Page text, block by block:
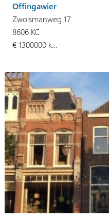
Offingawier
Zwolsmanweg 17
8606 KC
€ 1300000 k…